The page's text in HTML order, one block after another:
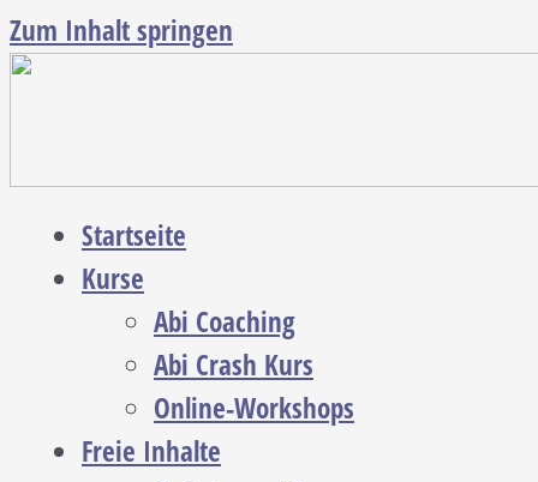
Zum Inhalt springen
Startseite
Kurse
Abi Coaching
Abi Crash Kurs
Online-Workshops
Freie Inhalte